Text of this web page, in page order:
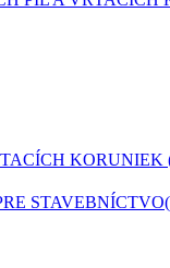
KORUNIEK
STAVEBNÍCTVO